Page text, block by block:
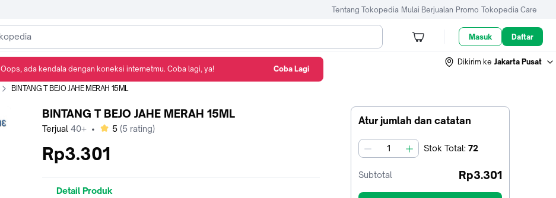
Tentang Tokopedia Mulai Berjualan Promo Tokopedia Care
Masuk Daftar
Dikirim ke Jakarta Pusat
BINTANG T BEJO JAHE MERAH 15ML
Atur jumlah dan catatan
jumlah Stok Total: 72
Subtotal Rp3.301
BINTANG T BEJO JAHE MERAH 15ML
Terjual 40+ • bintang
5 (5 rating)
Rp3.301
Detail Produk
Oops, ada kendala dengan koneksi internetmu. Coba lagi, ya! Coba Lagi